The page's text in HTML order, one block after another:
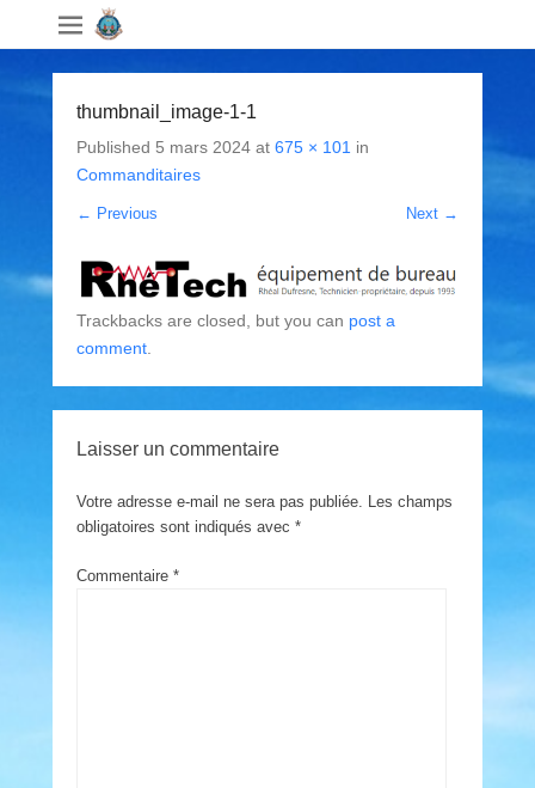
thumbnail_image-1-1
Published 5 mars 2024 at 675 × 101 in
Commanditaires
← Previous Next →
Trackbacks are closed, but you can post a
comment
Laisser un commentaire
Votre adresse e-mail ne sera pas publiée.
Les champs
obligatoires sont indiqués avec *
Commentaire *